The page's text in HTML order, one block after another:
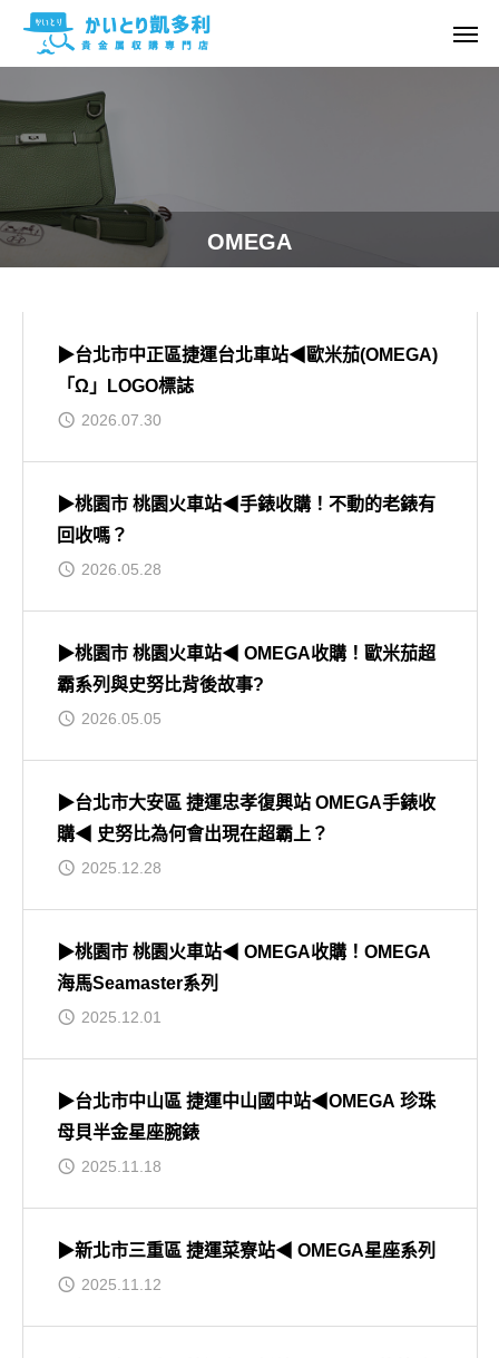
OMEGA
▶台北市中正區捷運台北車站◀歐米茄(OMEGA)
「Ω」LOGO標誌
2026.07.30
▶桃園市 桃園火車站◀手錶收購！不動的老錶有
回收嗎？
2026.05.28
▶桃園市 桃園火車站◀ OMEGA收購！歐米茄超
霸系列與史努比背後故事?
2026.05.05
▶台北市大安區 捷運忠孝復興站 OMEGA手錶收
購◀ 史努比為何會出現在超霸上？
2025.12.28
▶桃園市 桃園火車站◀ OMEGA收購！OMEGA
海馬Seamaster系列
2025.12.01
▶台北市中山區 捷運中山國中站◀OMEGA 珍珠
母貝半金星座腕錶
2025.11.18
▶新北市三重區 捷運菜寮站◀ OMEGA星座系列
2025.11.12